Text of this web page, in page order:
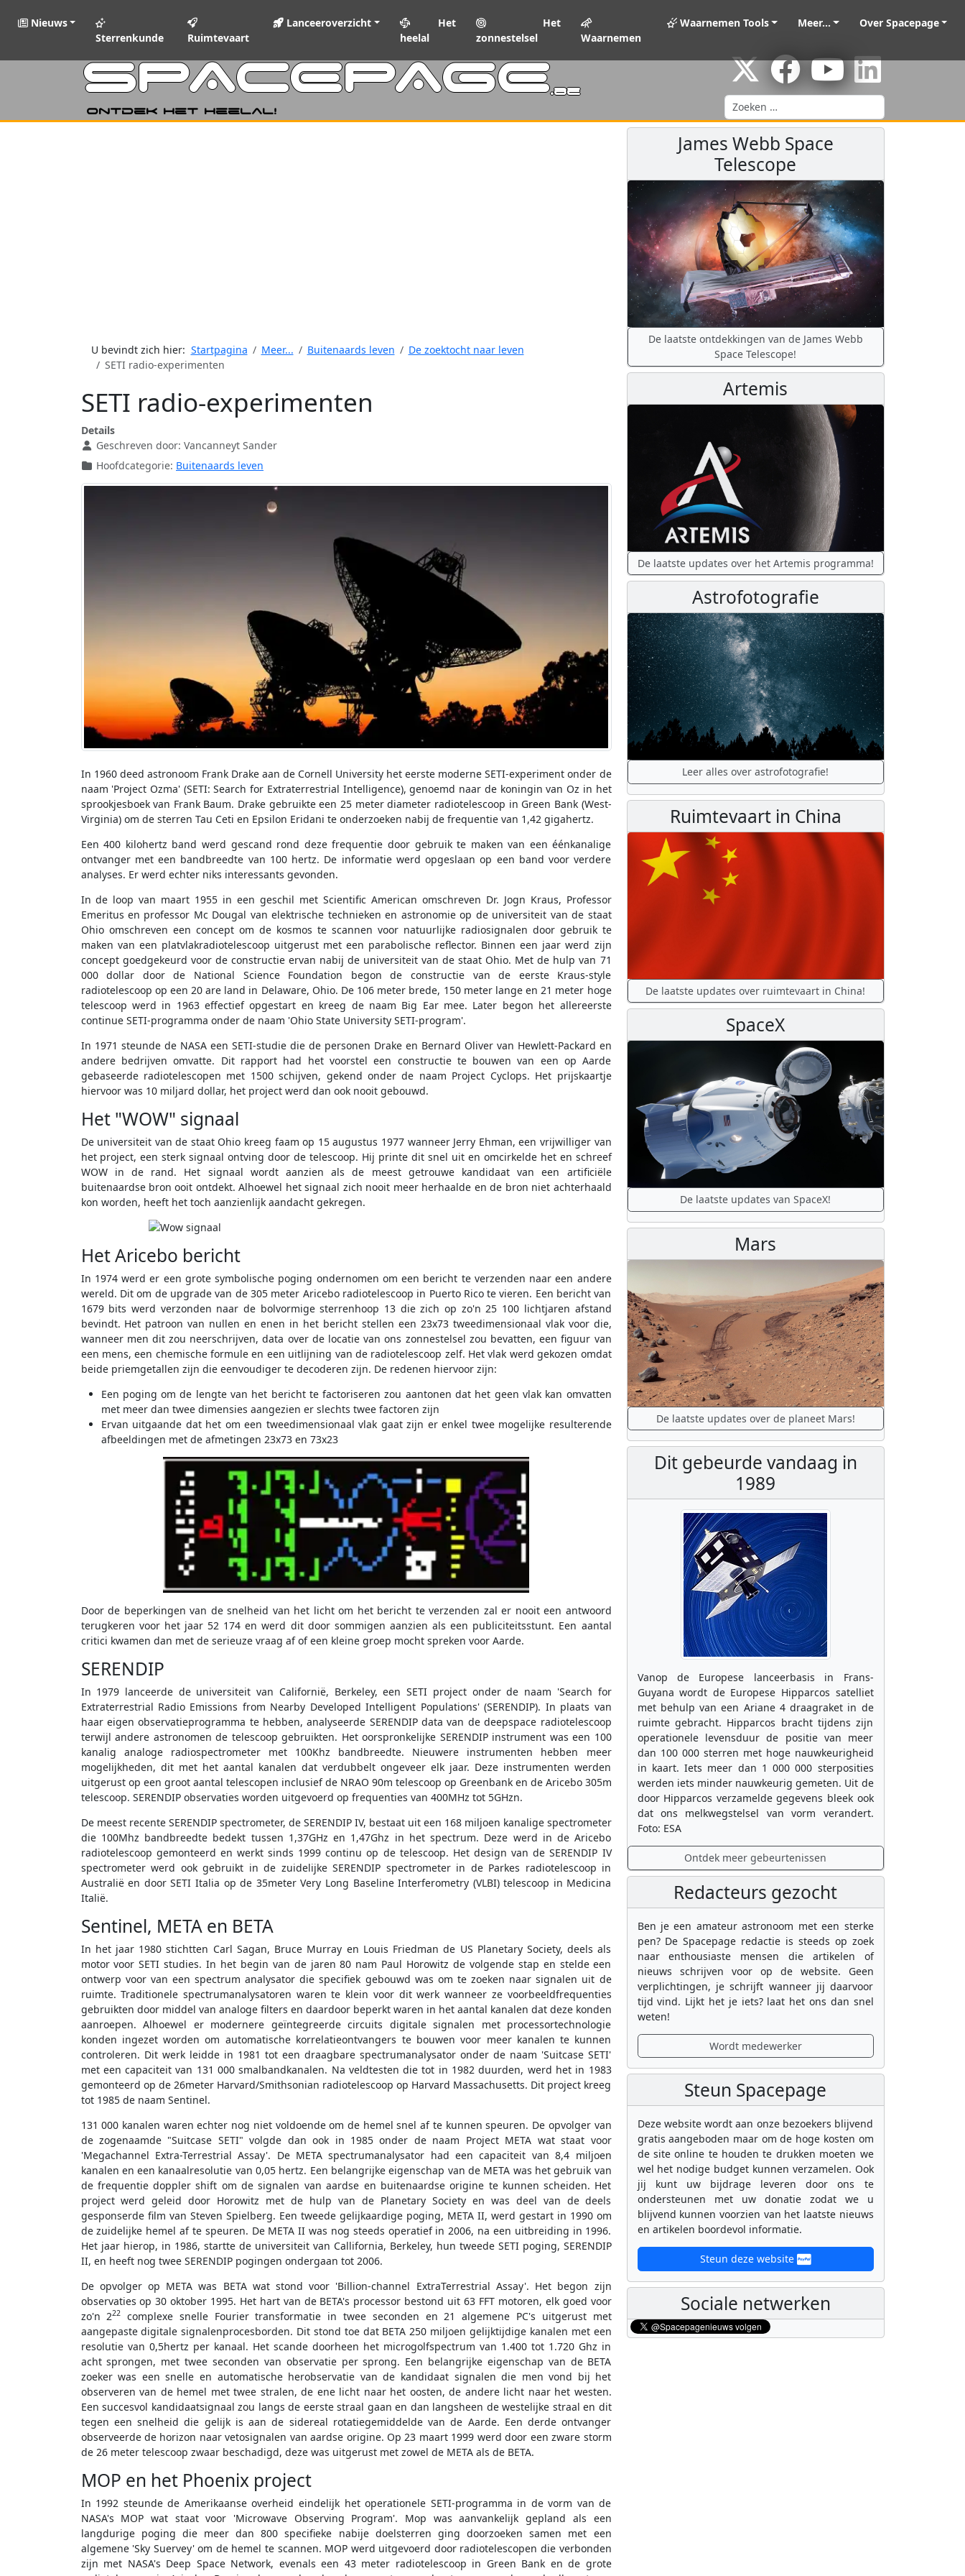
Nieuws
Sterrenkunde
Ruimtevaart
Lanceeroverzicht
Het
heelal
Het
zonnestelsel
Waarnemen
Waarnemen Tools Meer... Over Spacepage
SPACEPAGE.be
Ontdek het heelal!
Zoeken
U bevindt zich hier: Startpagina Meer... Buitenaards leven
De zoektocht naar leven
SETI radio-experimenten
SETI radio-experimenten
Details
Geschreven door: Vancanneyt Sander
Hoofdcategorie: Buitenaards leven
In 1960 deed astronoom Frank Drake aan de Cornell University het eerste moderne SETI-experiment onder de
naam 'Project Ozma' (SETI: Search for Extraterrestrial Intelligence), genoemd naar de koningin van Oz in het
sprookjesboek van Frank Baum. Drake gebruikte een 25 meter diameter radiotelescoop in Green Bank (West-
Virginia) om de sterren Tau Ceti en Epsilon Eridani te onderzoeken nabij de frequentie van 1,42 gigahertz.
Een 400 kilohertz band werd gescand rond deze frequentie door gebruik te maken van een éénkanalige
ontvanger met een bandbreedte van 100 hertz. De informatie werd opgeslaan op een band voor verdere
analyses. Er werd echter niks interessants gevonden.
In de loop van maart 1955 in een geschil met Scientific American omschreven Dr. Jogn Kraus, Professor
Emeritus en professor Mc Dougal van elektrische technieken en astronomie op de universiteit van de staat
Ohio omschreven een concept om de kosmos te scannen voor natuurlijke radiosignalen door gebruik te
maken van een platvlakradiotelescoop uitgerust met een parabolische reflector. Binnen een jaar werd zijn
concept goedgekeurd voor de constructie ervan nabij de universiteit van de staat Ohio. Met de hulp van 71
000 dollar door de National Science Foundation begon de constructie van de eerste Kraus-style
radiotelescoop op een 20 are land in Delaware, Ohio. De 106 meter brede, 150 meter lange en 21 meter hoge
telescoop werd in 1963 effectief opgestart en kreeg de naam Big Ear mee. Later begon het allereerste
continue SETI-programma onder de naam 'Ohio State University SETI-program'.
In 1971 steunde de NASA een SETI-studie die de personen Drake en Bernard Oliver van Hewlett-Packard en
andere bedrijven omvatte. Dit rapport had het voorstel een constructie te bouwen van een op Aarde
gebaseerde radiotelescopen met 1500 schijven, gekend onder de naam Project Cyclops. Het prijskaartje
hiervoor was 10 miljard dollar, het project werd dan ook nooit gebouwd.
Het "WOW" signaal
De universiteit van de staat Ohio kreeg faam op 15 augustus 1977 wanneer Jerry Ehman, een vrijwilliger van
het project, een sterk signaal ontving door de telescoop. Hij printe dit snel uit en omcirkelde het en schreef
WOW in de rand. Het signaal wordt aanzien als de meest getrouwe kandidaat van een artificiële
buitenaardse bron ooit ontdekt. Alhoewel het signaal zich nooit meer herhaalde en de bron niet achterhaald
kon worden, heeft het toch aanzienlijk aandacht gekregen.
Het Aricebo bericht
In 1974 werd er een grote symbolische poging ondernomen om een bericht te verzenden naar een andere
wereld. Dit om de upgrade van de 305 meter Aricebo radiotelescoop in Puerto Rico te vieren. Een bericht van
1679 bits werd verzonden naar de bolvormige sterrenhoop 13 die zich op zo'n 25 100 lichtjaren afstand
bevindt. Het patroon van nullen en enen in het bericht stellen een 23x73 tweedimensionaal vlak voor die,
wanneer men dit zou neerschrijven, data over de locatie van ons zonnestelsel zou bevatten, een figuur van
een mens, een chemische formule en een uitlijning van de radiotelescoop zelf. Het vlak werd gekozen omdat
beide priemgetallen zijn die eenvoudiger te decoderen zijn. De redenen hiervoor zijn:
Een poging om de lengte van het bericht te factoriseren zou aantonen dat het geen vlak kan omvatten
met meer dan twee dimensies aangezien er slechts twee factoren zijn
Ervan uitgaande dat het om een tweedimensionaal vlak gaat zijn er enkel twee mogelijke resulterende
afbeeldingen met de afmetingen 23x73 en 73x23
Door de beperkingen van de snelheid van het licht om het bericht te verzenden zal er nooit een antwoord
terugkeren voor het jaar 52 174 en werd dit door sommigen aanzien als een publiciteitsstunt. Een aantal
critici kwamen dan met de serieuze vraag af of een kleine groep mocht spreken voor Aarde.
SERENDIP
In 1979 lanceerde de universiteit van Californië, Berkeley, een SETI project onder de naam 'Search for
Extraterrestrial Radio Emissions from Nearby Developed Intelligent Populations' (SERENDIP). In plaats van
haar eigen observatieprogramma te hebben, analyseerde SERENDIP data van de deepspace radiotelescoop
terwijl andere astronomen de telescoop gebruikten. Het oorspronkelijke SERENDIP instrument was een 100
kanalig analoge radiospectrometer met 100Khz bandbreedte. Nieuwere instrumenten hebben meer
mogelijkheden, dit met het aantal kanalen dat verdubbelt ongeveer elk jaar. Deze instrumenten werden
uitgerust op een groot aantal telescopen inclusief de NRAO 90m telescoop op Greenbank en de Aricebo 305m
telescoop. SERENDIP observaties worden uitgevoerd op frequenties van 400MHz tot 5GHzn.
De meest recente SERENDIP spectrometer, de SERENDIP IV, bestaat uit een 168 miljoen kanalige spectrometer
die 100Mhz bandbreedte bedekt tussen 1,37GHz en 1,47Ghz in het spectrum. Deze werd in de Aricebo
radiotelescoop gemonteerd en werkt sinds 1999 continu op de telescoop. Het design van de SERENDIP IV
spectrometer werd ook gebruikt in de zuidelijke SERENDIP spectrometer in de Parkes radiotelescoop in
Australië en door SETI Italia op de 35meter Very Long Baseline Interferometry (VLBI) telescoop in Medicina
Italië.
Sentinel, META en BETA
In het jaar 1980 stichtten Carl Sagan, Bruce Murray en Louis Friedman de US Planetary Society, deels als
motor voor SETI studies. In het begin van de jaren 80 nam Paul Horowitz de volgende stap en stelde een
ontwerp voor van een spectrum analysator die specifiek gebouwd was om te zoeken naar signalen uit de
ruimte. Traditionele spectrumanalysatoren waren te klein voor dit werk wanneer ze voorbeeldfrequenties
gebruikten door middel van analoge filters en daardoor beperkt waren in het aantal kanalen dat deze konden
aanroepen. Alhoewel er modernere geïntegreerde circuits digitale signalen met processortechnologie
konden ingezet worden om automatische korrelatieontvangers te bouwen voor meer kanalen te kunnen
controleren. Dit werk leidde in 1981 tot een draagbare spectrumanalysator onder de naam 'Suitcase SETI'
met een capaciteit van 131 000 smalbandkanalen. Na veldtesten die tot in 1982 duurden, werd het in 1983
gemonteerd op de 26meter Harvard/Smithsonian radiotelescoop op Harvard Massachusetts. Dit project kreeg
tot 1985 de naam Sentinel.
131 000 kanalen waren echter nog niet voldoende om de hemel snel af te kunnen speuren. De opvolger van
de zogenaamde "Suitcase SETI" volgde dan ook in 1985 onder de naam Project META wat staat voor
'Megachannel Extra-Terrestrial Assay'. De META spectrumanalysator had een capaciteit van 8,4 miljoen
kanalen en een kanaalresolutie van 0,05 hertz. Een belangrijke eigenschap van de META was het gebruik van
de frequentie doppler shift om de signalen van aardse en buitenaardse origine te kunnen scheiden. Het
project werd geleid door Horowitz met de hulp van de Planetary Society en was deel van de deels
gesponserde film van Steven Spielberg. Een tweede gelijkaardige poging, META II, werd gestart in 1990 om
de zuidelijke hemel af te speuren. De META II was nog steeds operatief in 2006, na een uitbreiding in 1996.
Het jaar hierop, in 1986, startte de universiteit van Callifornia, Berkeley, hun tweede SETI poging, SERENDIP
II, en heeft nog twee SERENDIP pogingen ondergaan tot 2006.
De opvolger op META was BETA wat stond voor 'Billion-channel ExtraTerrestrial Assay'. Het begon zijn
observaties op 30 oktober 1995. Het hart van de BETA's processor bestond uit 63 FFT motoren, elk goed voor
zo'n 222
complexe snelle Fourier transformatie in twee seconden en 21 algemene PC's uitgerust met
aangepaste digitale signalenprocesborden. Dit stond toe dat BETA 250 miljoen gelijktijdige kanalen met een
resolutie van 0,5hertz per kanaal. Het scande doorheen het microgolfspectrum van 1.400 tot 1.720 Ghz in
acht sprongen, met twee seconden van observatie per sprong. Een belangrijke eigenschap van de BETA
zoeker was een snelle en automatische herobservatie van de kandidaat signalen die men vond bij het
observeren van de hemel met twee stralen, de ene licht naar het oosten, de andere licht naar het westen.
Een succesvol kandidaatsignaal zou langs de eerste straal gaan en dan langsheen de westelijke straal en dit
tegen een snelheid die gelijk is aan de sidereal rotatiegemiddelde van de Aarde. Een derde ontvanger
observeerde de horizon naar vetosignalen van aardse origine. Op 23 maart 1999 werd door een zware storm
de 26 meter telescoop zwaar beschadigd, deze was uitgerust met zowel de META als de BETA.
MOP en het Phoenix project
In 1992 steunde de Amerikaanse overheid eindelijk het operationele SETI-programma in de vorm van de
NASA's MOP wat staat voor 'Microwave Observing Program'. Mop was aanvankelijk gepland als een
langdurige poging die meer dan 800 specifieke nabije doelsterren ging doorzoeken samen met een
algemene 'Sky Suervey' om de hemel te scannen. MOP werd uitgevoerd door radiotelescopen die verbonden
zijn met NASA's Deep Space Network, evenals een 43 meter radiotelescoop in Green Bank en de grote
James Webb Space
Telescope
De laatste ontdekkingen van de James Webb
Space Telescope!
Artemis
De laatste updates over het Artemis programma!
Astrofotografie
Leer alles over astrofotografie!
Ruimtevaart in China
De laatste updates over ruimtevaart in China!
SpaceX
De laatste updates van SpaceX!
Mars
De laatste updates over de planeet Mars!
Dit gebeurde vandaag in
1989
Vanop de Europese lanceerbasis in Frans-
Guyana wordt de Europese Hipparcos satelliet
met behulp van een Ariane 4 draagraket in de
ruimte gebracht. Hipparcos bracht tijdens zijn
operationele levensduur de positie van meer
dan 100 000 sterren met hoge nauwkeurigheid
in kaart. Iets meer dan 1 000 000 sterposities
werden iets minder nauwkeurig gemeten. Uit de
door Hipparcos verzamelde gegevens bleek ook
dat ons melkwegstelsel van vorm verandert.
Foto: ESA
Ontdek meer gebeurtenissen
Redacteurs gezocht
Ben je een amateur astronoom met een sterke
pen? De Spacepage redactie is steeds op zoek
naar enthousiaste mensen die artikelen of
nieuws schrijven voor op de website. Geen
verplichtingen, je schrijft wanneer jij daarvoor
tijd vind. Lijkt het je iets? laat het ons dan snel
weten!
Wordt medewerker
Steun Spacepage
Deze website wordt aan onze bezoekers blijvend
gratis aangeboden maar om de hoge kosten om
de site online te houden te drukken moeten we
wel het nodige budget kunnen verzamelen. Ook
jij kunt uw bijdrage leveren door ons te
ondersteunen met uw donatie zodat we u
blijvend kunnen voorzien van het laatste nieuws
en artikelen boordevol informatie.
Steun deze website
Sociale netwerken